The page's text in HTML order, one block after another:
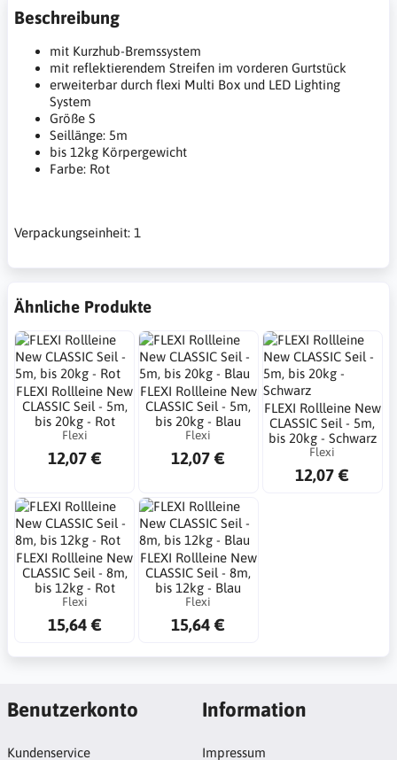
Beschreibung
mit Kurzhub-Bremssystem
mit reflektierendem Streifen im vorderen Gurtstück
erweiterbar durch flexi Multi Box und LED Lighting
System
Größe S
Seillänge: 5m
bis 12kg Körpergewicht
Farbe: Rot
Verpackungseinheit: 1
Ähnliche Produkte
FLEXI Rollleine New
CLASSIC Seil - 5m,
bis 20kg - Rot
Flexi
12,07 €
FLEXI Rollleine New
CLASSIC Seil - 5m,
bis 20kg - Blau
Flexi
12,07 €
FLEXI Rollleine New
CLASSIC Seil - 5m,
bis 20kg - Schwarz
Flexi
12,07 €
FLEXI Rollleine New
CLASSIC Seil - 8m,
bis 12kg - Rot
Flexi
15,64 €
FLEXI Rollleine New
CLASSIC Seil - 8m,
bis 12kg - Blau
Flexi
15,64 €
Benutzerkonto
Kundenservice
Information
Impressum